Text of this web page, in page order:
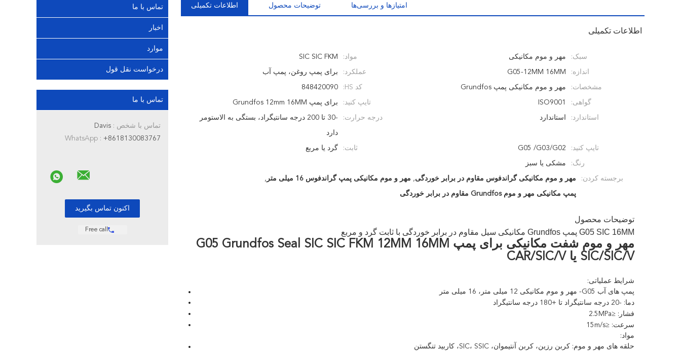
تماس با ما
اخبار
موارد
درخواست نقل قول
تماس با ما
تماس با شخص :
WhatsApp : +8618130083767
Free call
اطلاعات تکمیلی توضیحات محصول امتیازها و بررسی‌ها
اطلاعات تکمیلی
سبک: مهر و موم مکانیکی مواد: SIC SIC FKM
اندازه: G05-12MM 16MM عملکرد: برای پمپ روغن، پمپ آب
مشخصات: مهر و موم مکانیکی پمپ Grundfos کد HS: 848420090
گواهی: ISO9001 تایپ کنید: برای پمپ Grundfos 12mm 16MM
استاندارد: استاندارد درجه حرارت: -30 تا 200 درجه سانتیگراد، بستگی به الاستومر
دارد
تایپ کنید: G05 /G03/G02 ثابت: گرد یا مربع
رنگ: مشکی یا سبز
برجسته کردن: مهر و موم مکانیکی گراندفوس مقاوم در برابر خوردگی, مهر و موم مکانیکی پمپ گراندفوس 16 میلی متر ,
پمپ مکانیکی مهر و موم Grundfos مقاوم در برابر خوردگی
توضیحات محصول
G05 SIC 16MM پمپ Grundfos مکانیکی سیل مقاوم در برابر خوردگی با ثابت گرد و مربع
مهر و موم شفت مکانیکی برای پمپ G05 Grundfos Seal SIC SIC FKM 12MM 16MM
SIC/SIC/V یا CAR/SIC/V
شرایط عملیاتی:
پمپ های آب G05- مهر و موم مکانیکی 12 میلی متر، 16 میلی متر
دما: -20 درجه سانتیگراد تا +180 درجه سانتیگراد
فشار: ≤2.5MPa
سرعت: ≤15m/s
مواد:
حلقه های مهر و موم: کربن رزین، کربن آنتیموان، SIC، SSIC، کاربید تنگستن